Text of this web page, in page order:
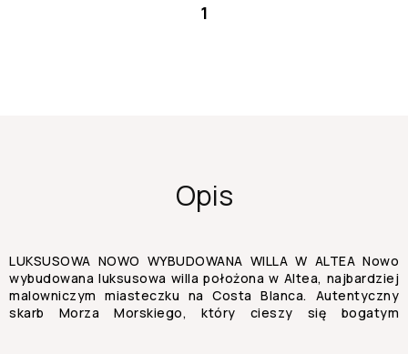
1
Opis
LUKSUSOWA NOWO WYBUDOWANA WILLA W ALTEA Nowo
wybudowana luksusowa willa położona w Altea, najbardziej
malowniczym miasteczku na Costa Blanca. Autentyczny
skarb Morza Morskiego, który cieszy się bogatym